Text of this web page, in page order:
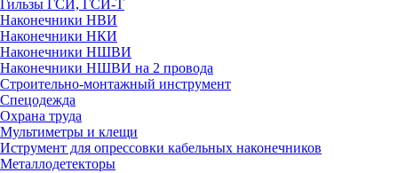
Гильзы ГСИ, ГСИ-Т
Наконечники НВИ
Наконечники НКИ
Наконечники НШВИ
Наконечники НШВИ на 2 провода
Строительно-монтажный инструмент
Спецодежда
Охрана труда
Мультиметры и клещи
Иструмент для опрессовки кабельных наконечников
Металлодетекторы